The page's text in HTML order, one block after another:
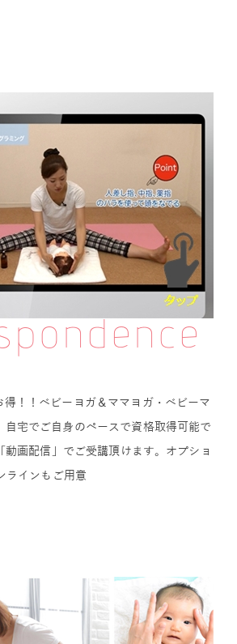
！！ベビーヨガ＆ママヨガ・ベビーマ
自宅でご自身のペースで資格取得可能で
画配信」でご受講頂けます。オプショ
ラインもご用意